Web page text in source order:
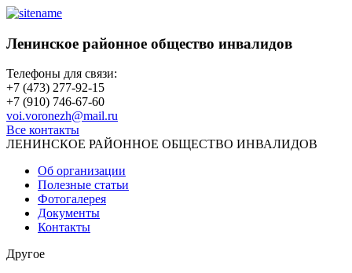
Ленинское районное общество инвалидов
Телефоны для связи:
+7 (473) 277-92-15
+7 (910) 746-67-60
voi.voronezh@mail.ru
Все контакты
ЛЕНИНСКОЕ РАЙОННОЕ ОБЩЕСТВО ИНВАЛИДОВ
Об организации
Полезные статьи
Фотогалерея
Документы
Контакты
Другое